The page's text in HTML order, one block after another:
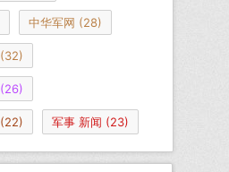
中华军网 (28)
(32)
(26)
(22) 军事 新闻 (23)